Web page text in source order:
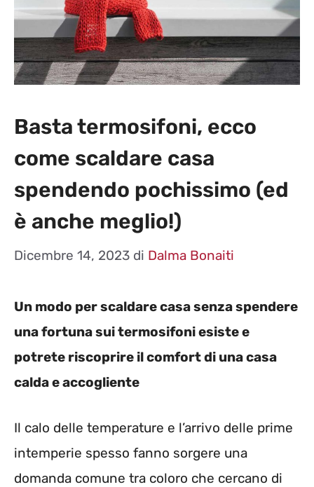
Basta termosifoni, ecco
come scaldare casa
spendendo pochissimo (ed
è anche meglio!)
Dicembre 14, 2023 di Dalma Bonaiti
Un modo per scaldare casa senza spendere
una fortuna sui termosifoni esiste e
potrete riscoprire il comfort di una casa
calda e accogliente
Il calo delle temperature e l’arrivo delle prime
intemperie spesso fanno sorgere una
domanda comune tra coloro che cercano di